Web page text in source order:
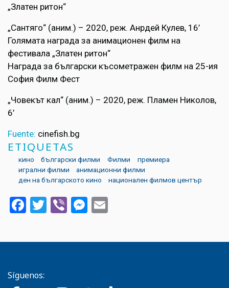
„Златен ритон“
„Сантяго“ (аним.) – 2020, реж. Анрдей Кулев, 16’
Голямата награда за анимационен филм на
фестивала „Златен ритон“
Награда за български късометражен филм на 25-ия
София Филм Фест
„Човекът кал“ (аним.) – 2020, реж. Пламен Николов,
6’
Fuente: cinefish.bg
ETIQUETAS
кино български филми Филми
премиера
игрални филми
анимационни филми
ден на българското кино
национален филмов център
Facebook
Twitter
ViberMessenger
Síguenos: